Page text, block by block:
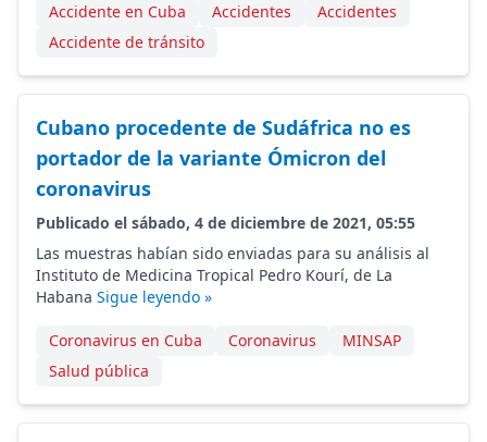
Accidente en Cuba Accidentes
Accidentes
Accidente de tránsito
Cubano procedente de Sudáfrica no es
portador de la variante Ómicron del
coronavirus
Publicado el sábado, 4 de diciembre de 2021, 05:55
Las muestras habían sido enviadas para su análisis al
Instituto de Medicina Tropical Pedro Kourí, de La
Habana Sigue leyendo »
Coronavirus en Cuba Coronavirus
MINSAP
Salud pública